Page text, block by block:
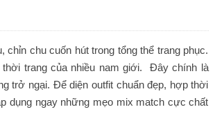
chu cuốn hút trong tổng thể trang phục.
thời trang của nhiều nam giới. Đây chính là
trở ngại. Để diện outfit chuẩn đẹp, hợp thời
dụng ngay những mẹo mix match cực chất